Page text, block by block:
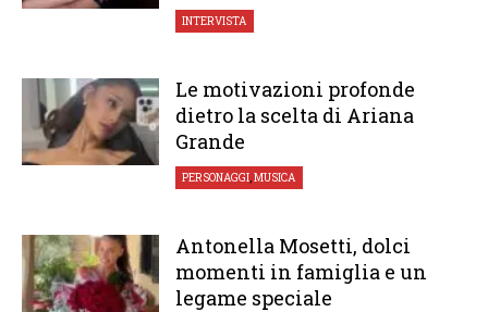
INTERVISTA
Le motivazioni profonde
dietro la scelta di Ariana
Grande
PERSONAGGI,MUSICA
Antonella Mosetti, dolci
momenti in famiglia e un
legame speciale